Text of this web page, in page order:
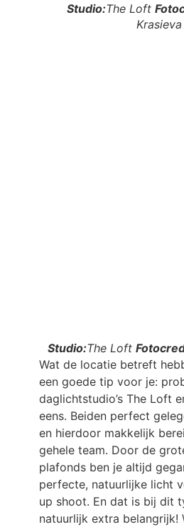
Studio:The Loft
Krasieva
Studio:The Loft
Wat de locatie betreft
een goede tip voor je:
daglichtstudio’s The Loft
eens. Beiden perfect
en hierdoor makkelijk
gehele team. Door de
plafonds ben je altijd
perfecte, natuurlijke licht
up shoot. En dat is bij dit
natuurlijk extra belangrijk!